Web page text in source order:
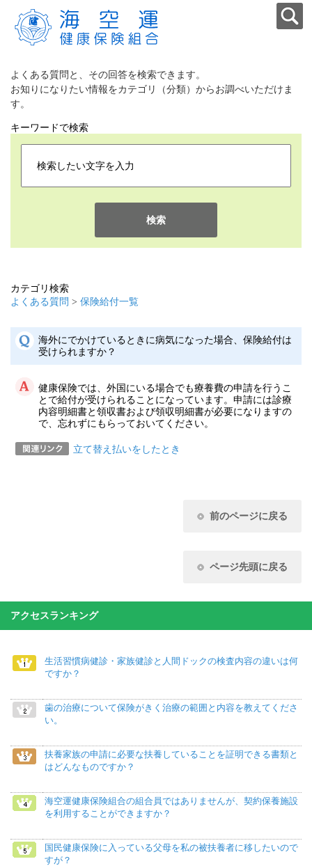
よくある質問と、その回答を検索できます。
お知りになりたい情報をカテゴリ（分類）からお調べいただけま
す。
キーワードで検索
検索
カテゴリ検索
よくある質問 > 保険給付一覧
海外にでかけているときに病気になった場合、保険給付は
受けられますか？
健康保険では、外国にいる場合でも療養費の申請を行うこ
とで給付が受けられることになっています。申請には診療
内容明細書と領収書および領収明細書が必要になりますの
で、忘れずにもらっておいてください。
立て替え払いをしたとき
前のページに戻る
ページ先頭に戻る
アクセスランキング
生活習慣病健診・家族健診と人間ドックの検査内容の違いは何
ですか？
歯の治療について保険がきく治療の範囲と内容を教えてくださ
い。
扶養家族の申請に必要な扶養していることを証明できる書類と
はどんなものですか？
海空運健康保険組合の組合員ではありませんが、契約保養施設
を利用することができますか？
国民健康保険に入っている父母を私の被扶養者に移したいので
すが？